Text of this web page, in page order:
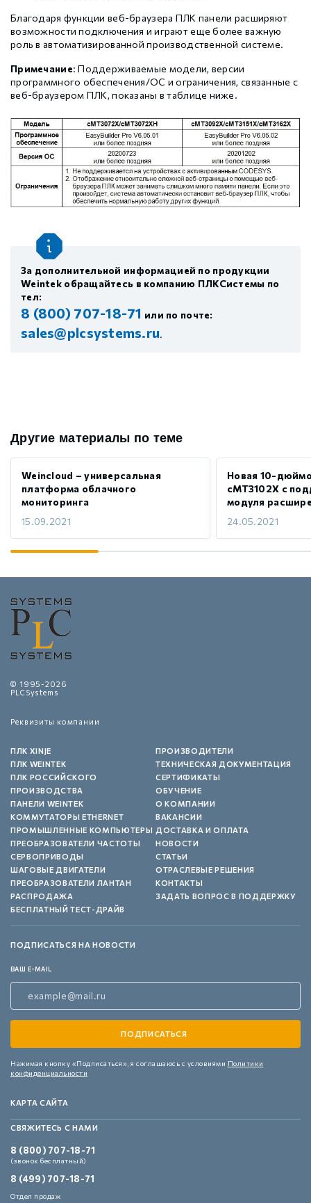
Благодаря функции веб-браузера ПЛК панели расширяют
возможности подключения и играют еще более важную
роль в автоматизированной производственной системе.
Примечание: Поддерживаемые модели, версии
программного обеспечения/ОС и ограничения, связанные с
веб-браузером ПЛК, показаны в таблице ниже.
За дополнительной информацией по продукции
Weintek обращайтесь в компанию ПЛКСистемы по
тел:
8 (800) 707-18-71 или по почте:
sales@plcsystems.ru.
Другие материалы по теме
Weincloud – универсальная
платформа облачного
мониторинга
15.09.2021
Новая 10-
cMT3102X с
модуля
24.05.2021
© 1995-2026
PLCSystems
Реквизиты компании
ПЛК XINJE
ПЛК WEINTEK
ПЛК РОССИЙСКОГО
ПРОИЗВОДСТВА
ПАНЕЛИ WEINTEK
КОММУТАТОРЫ ETHERNET
ПРОМЫШЛЕННЫЕ КОМПЬЮТЕРЫ
ПРЕОБРАЗОВАТЕЛИ ЧАСТОТЫ
СЕРВОПРИВОДЫ
ШАГОВЫЕ ДВИГАТЕЛИ
ПРЕОБРАЗОВАТЕЛИ ЛАНТАН
РАСПРОДАЖА
БЕСПЛАТНЫЙ ТЕСТ-ДРАЙВ
ПРОИЗВОДИТЕЛИ
ТЕХНИЧЕСКАЯ ДОКУМЕНТАЦИЯ
СЕРТИФИКАТЫ
ОБУЧЕНИЕ
О КОМПАНИИ
ВАКАНСИИ
ДОСТАВКА И ОПЛАТА
НОВОСТИ
СТАТЬИ
ОТРАСЛЕВЫЕ РЕШЕНИЯ
КОНТАКТЫ
ЗАДАТЬ ВОПРОС В ПОДДЕРЖКУ
ПОДПИСАТЬСЯ НА НОВОСТИ
ВАШ E-MAIL
Нажимая кнопку «Подписаться», я соглашаюсь с условиями Политики
конфиденциальности
КАРТА САЙТА
СВЯЖИТЕСЬ С НАМИ
8 (800) 707-18-71
(звонок бесплатный)
8 (499) 707-18-71
Отдел продаж